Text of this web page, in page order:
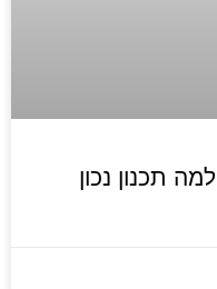
תכנון נכון